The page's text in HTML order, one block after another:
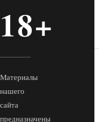
18+
Материалы
нашего
сайта
предназначены